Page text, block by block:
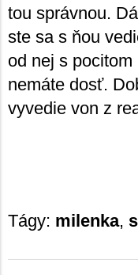
tou správnou.
ste sa s ňou
od nej s
nemáte dosť.
vyvedie von z
Tágy: milenka,